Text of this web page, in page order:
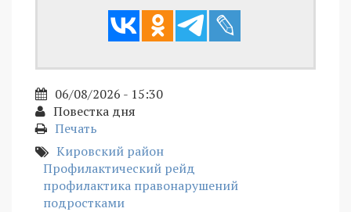
06/08/2026 - 15:30
Повестка дня
Печать
Кировский район
Профилактический рейд
профилактика правонарушений
подростками